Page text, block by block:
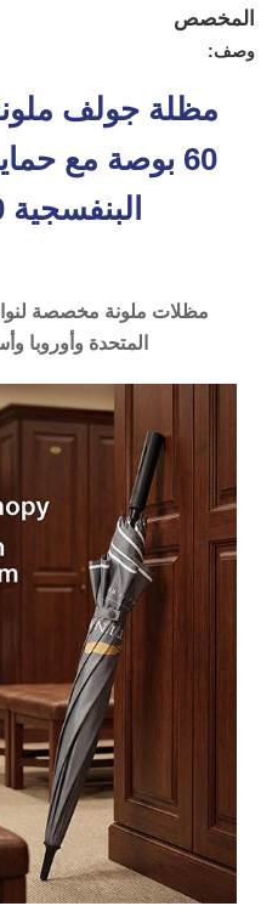
جولة في المعمل
ضبط الجودة
طلب اقتباس
مظلات الغولف
المخصص
وصف:
مظلة جولف
60 بوصة مع
مظلات ملونة مخصصة
المتحدة وأوروبا